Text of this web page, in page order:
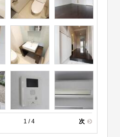
1 / 4 次